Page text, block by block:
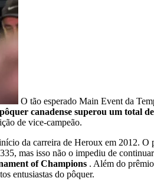
O tão esperado Main Event da
canadense superou um total
de vice-campeão.
da carreira de Heroux em 2012.
mas isso não o impediu de
of Champions . Além do
entusiastas do pôquer.